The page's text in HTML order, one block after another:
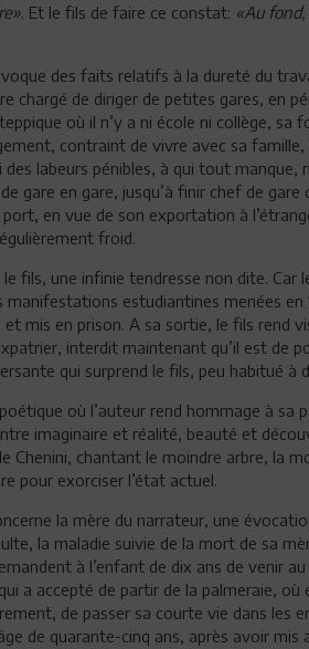
. Et le fils de faire ce constat: «Au
des faits relatifs à la dureté du
chargé de diriger de petites gares, en
où il n’y a ni école ni collège,
contraint de vivre avec sa
labeurs pénibles, à qui tout manque,
gare en gare, jusqu’à finir chef de
port, en vue de son exportation à
froid.
fils, une infinie tendresse non dite. Car
manifestations estudiantines menées
mis en prison. A sa sortie, le fils rend
interdit maintenant qu’il est de
qui surprend le fils, peu habitué à
où l’auteur rend hommage à sa
imaginaire et réalité, beauté et
Chenini, chantant le moindre arbre, la
pour exorciser l’état actuel.
la mère du narrateur, une
la maladie suivie de la mort de sa
à l’enfant de dix ans de venir
a accepté de partir de la palmeraie,
de passer sa courte vie dans les
de quarante-cinq ans, après avoir